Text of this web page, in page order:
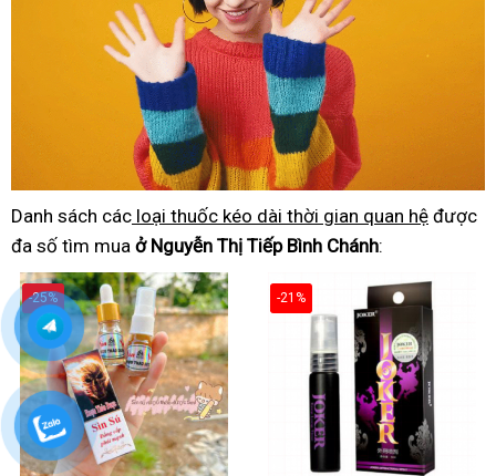
Danh sách các loại thuốc kéo dài thời gian quan hệ được
đa số tìm mua ở Nguyễn Thị Tiếp Bình Chánh:
-25% -21%